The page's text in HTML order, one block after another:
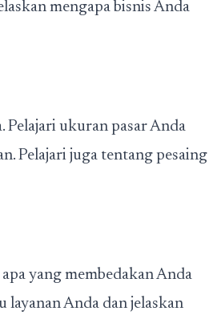
mengapa bisnis Anda
Pelajari ukuran pasar Anda
Pelajari juga tentang pesaing
yang membedakan Anda
Anda dan jelaskan